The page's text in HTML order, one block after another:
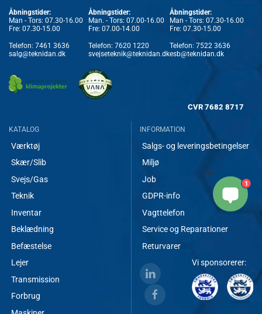
Åbningstider:
Man - Tors: 07.30-16.00
Fre: 07.30-15.00
Telefon: 7461 3636
salg@teknidan.dk
Åbningstider:
Man. - Tors: 07.00-16.00
Fre: 07.00-14.00
Telefon: 7620 1220
svejseteknik@teknidan.dk
Åbningstider:
Man - Tors: 07.30-16.00
Fre: 07.30-15.00
Telefon: 7522 3636
esb@teknidan.dk
CVR 7682 8717
KATALOG
Værktøj
Skær/Slib
Svejs/Gas
Teknik
Inventar
Beklædning
Befæstelse
Lejer
Transmission
Forbrug
INFORMATION
Salgs- og leveringsbetingelser
Miljø
Job
GDPR-info
Vagttelefon
Service og Reparationer
Returvarer
Vi sponsorerer:
1